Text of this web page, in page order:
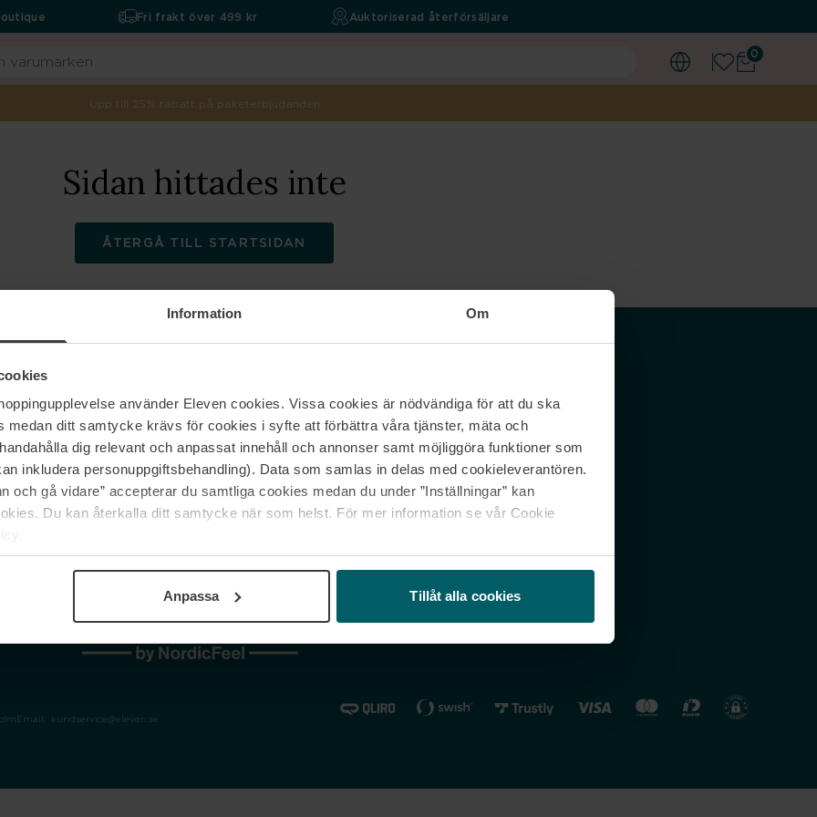
Information Om
använder Eleven cookies. Vissa cookies är nödvändiga för att du ska
medan ditt samtycke krävs för cookies i syfte att förbättra våra tjänster, mäta och
dig relevant och anpassat innehåll och annonser samt möjliggöra funktioner som
inkludera personuppgiftsbehandling). Data som samlas in delas med cookieleverantören.
och gå vidare” accepterar du samtliga cookies medan du under ”Inställningar” kan
Du kan återkalla ditt samtycke när som helst. För mer information se vår Cookie
Anpassa Tillåt alla cookies
0
Fri frakt över 499 kr Auktoriserad återförsäljare
Upp till 25% rabatt på paketerbjudanden
Sidan hittades inte
ÅTERGÅ TILL STARTSIDAN
Om oss
Jobba hos oss
Våra varumärken
Kontakta oss
Vanliga frågor & svar
Spåra min beställning
reklamationer
Nordicfeel SE
Nordicfeel FI
Nordicfeel NO
Email: kundservice@eleven.se